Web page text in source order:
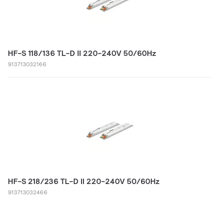
HF-S 118/136 TL-D II 220-240V 50/60Hz
913713032166
HF-S 218/236 TL-D II 220-240V 50/60Hz
913713032466